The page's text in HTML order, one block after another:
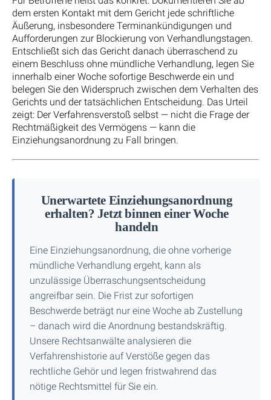
dem ersten Kontakt mit dem Gericht jede schriftliche
Äußerung, insbesondere Terminankündigungen und
Aufforderungen zur Blockierung von Verhandlungstagen.
Entschließt sich das Gericht danach überraschend zu
einem Beschluss ohne mündliche Verhandlung, legen Sie
innerhalb einer Woche sofortige Beschwerde ein und
belegen Sie den Widerspruch zwischen dem Verhalten des
Gerichts und der tatsächlichen Entscheidung. Das Urteil
zeigt: Der Verfahrensverstoß selbst — nicht die Frage der
Rechtmäßigkeit des Vermögens — kann die
Einziehungsanordnung zu Fall bringen.
Unerwartete Einziehungsanordnung
erhalten? Jetzt binnen einer Woche
handeln
Eine Einziehungsanordnung, die ohne vorherige
mündliche Verhandlung ergeht, kann als
unzulässige Überraschungsentscheidung
angreifbar sein. Die Frist zur sofortigen
Beschwerde beträgt nur eine Woche ab Zustellung
– danach wird die Anordnung bestandskräftig.
Unsere Rechtsanwälte analysieren die
Verfahrenshistorie auf Verstöße gegen das
rechtliche Gehör und legen fristwahrend das
nötige Rechtsmittel für Sie ein.